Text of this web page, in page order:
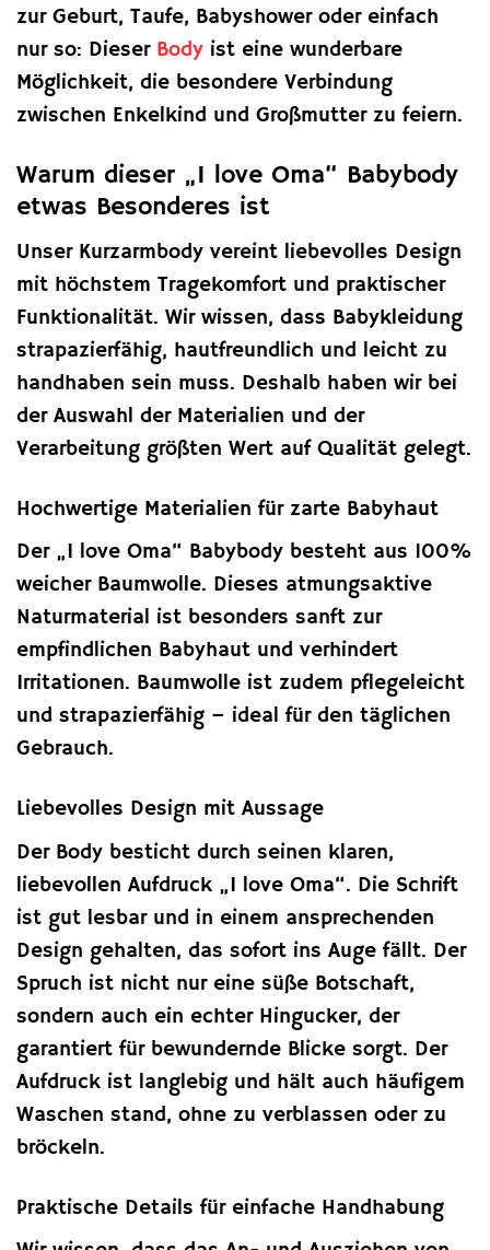
zur Geburt, Taufe, Babyshower oder einfach
nur so: Dieser Body ist eine wunderbare
Möglichkeit, die besondere Verbindung
zwischen Enkelkind und Großmutter zu feiern.
Warum dieser „I love Oma“ Babybody
etwas Besonderes ist
Unser Kurzarmbody vereint liebevolles Design
mit höchstem Tragekomfort und praktischer
Funktionalität. Wir wissen, dass Babykleidung
strapazierfähig, hautfreundlich und leicht zu
handhaben sein muss. Deshalb haben wir bei
der Auswahl der Materialien und der
Verarbeitung größten Wert auf Qualität gelegt.
Hochwertige Materialien für zarte Babyhaut
Der „I love Oma“ Babybody besteht aus 100%
weicher Baumwolle. Dieses atmungsaktive
Naturmaterial ist besonders sanft zur
empfindlichen Babyhaut und verhindert
Irritationen. Baumwolle ist zudem pflegeleicht
und strapazierfähig – ideal für den täglichen
Gebrauch.
Liebevolles Design mit Aussage
Der Body besticht durch seinen klaren,
liebevollen Aufdruck „I love Oma“. Die Schrift
ist gut lesbar und in einem ansprechenden
Design gehalten, das sofort ins Auge fällt. Der
Spruch ist nicht nur eine süße Botschaft,
sondern auch ein echter Hingucker, der
garantiert für bewundernde Blicke sorgt. Der
Aufdruck ist langlebig und hält auch häufigem
Waschen stand, ohne zu verblassen oder zu
bröckeln.
Praktische Details für einfache Handhabung